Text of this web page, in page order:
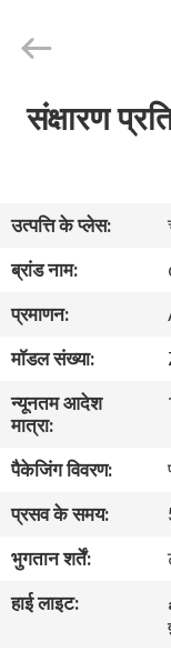
घर
हमारे
बारे
कारखाने
का
गुणवत्ता
नियंत्रण
group.
संक्षारण
उत्पत्ति के प्लेस:
ब्रांड नाम:
प्रमाणन:
मॉडल संख्या:
न्यूनतम आदेश
मात्रा:
पैकेजिंग विवरण:
प्रसव के समय:
भुगतान शर्तें:
हाई लाइट: